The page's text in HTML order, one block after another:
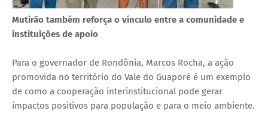
Mutirão também reforça o vínculo entre a comunidade e
instituições de apoio
Para o governador de Rondônia, Marcos Rocha, a ação
promovida no território do Vale do Guaporé é um exemplo
de como a cooperação interinstitucional pode gerar
impactos positivos para população e para o meio ambiente.